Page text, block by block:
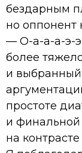
бездарным
но оппонент
— О-а-а-а-э-
более
и
простоте
и
на